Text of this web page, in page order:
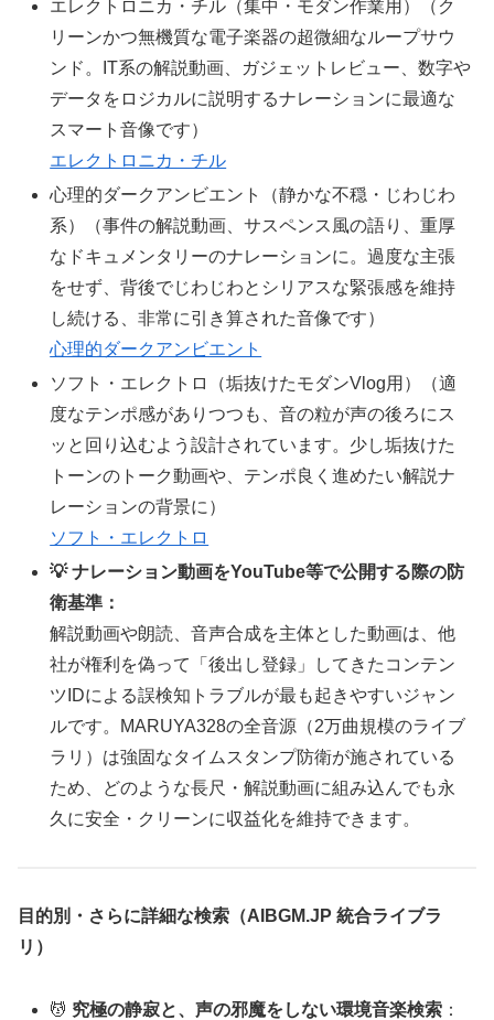
エレクトロニカ・チル（集中・モダン作業用）（ク
リーンかつ無機質な電子楽器の超微細なループサウ
ンド。IT系の解説動画、ガジェットレビュー、数字や
データをロジカルに説明するナレーションに最適な
スマート音像です）
エレクトロニカ・チル
心理的ダークアンビエント（静かな不穏・じわじわ
系）（事件の解説動画、サスペンス風の語り、重厚
なドキュメンタリーのナレーションに。過度な主張
をせず、背後でじわじわとシリアスな緊張感を維持
し続ける、非常に引き算された音像です）
心理的ダークアンビエント
ソフト・エレクトロ（垢抜けたモダンVlog用）（適
度なテンポ感がありつつも、音の粒が声の後ろにス
ッと回り込むよう設計されています。少し垢抜けた
トーンのトーク動画や、テンポ良く進めたい解説ナ
レーションの背景に）
ソフト・エレクトロ
💡 ナレーション動画をYouTube等で公開する際の防
衛基準：
解説動画や朗読、音声合成を主体とした動画は、他
社が権利を偽って「後出し登録」してきたコンテン
ツIDによる誤検知トラブルが最も起きやすいジャン
ルです。MARUYA328の全音源（2万曲規模のライブ
ラリ）は強固なタイムスタンプ防衛が施されている
ため、どのような長尺・解説動画に組み込んでも永
久に安全・クリーンに収益化を維持できます。
目的別・さらに詳細な検索（AIBGM.JP 統合ライブラ
リ）
💆 究極の静寂と、声の邪魔をしない環境音楽検索 ：